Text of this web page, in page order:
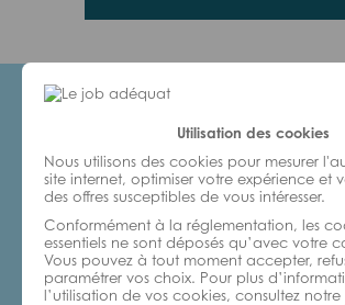
Utilisation des cookies
Nous utilisons des cookies pour mesurer
site internet, optimiser votre expérience et
des offres susceptibles de vous intéresser.
Conformément à la réglementation, les
essentiels ne sont déposés qu’avec votre
Vous pouvez à tout moment accepter,
paramétrer vos choix. Pour plus
l’utilisation de vos cookies, consultez notre